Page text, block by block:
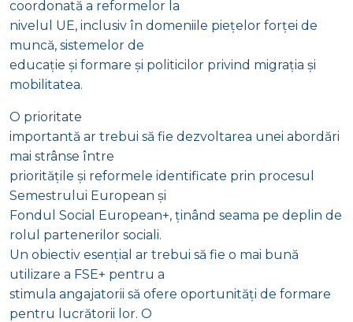
coordonată a reformelor la
nivelul UE, inclusiv în domeniile piețelor forței de
muncă, sistemelor de
educație și formare și politicilor privind migrația și
mobilitatea.
O prioritate
importantă ar trebui să fie dezvoltarea unei abordări
mai strânse între
prioritățile și reformele identificate prin procesul
Semestrului European și
Fondul Social European+, ținând seama pe deplin de
rolul partenerilor sociali.
Un obiectiv esențial ar trebui să fie o mai bună
utilizare a FSE+ pentru a
stimula angajatorii să ofere oportunități de formare
pentru lucrătorii lor. O